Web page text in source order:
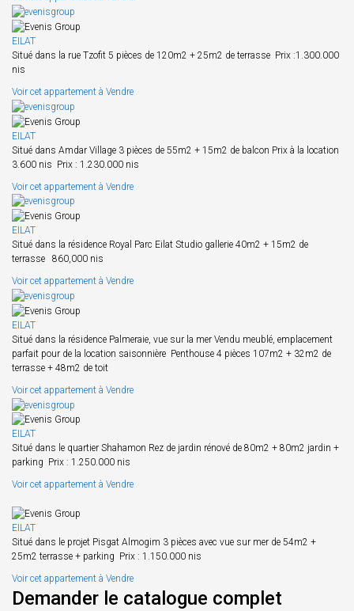
EILAT
Situé dans la rue Tzofit 5 pièces de 120m2 + 25m2 de terrasse Prix :1.300.000
nis
Voir cet appartement à Vendre
EILAT
Situé dans Amdar Village 3 pièces de 55m2 + 15m2 de balcon Prix à la location
3.600 nis Prix : 1.230.000 nis
Voir cet appartement à Vendre
EILAT
Situé dans la résidence Royal Parc Eilat Studio gallerie 40m2 + 15m2 de
terrasse 860,000 nis
Voir cet appartement à Vendre
EILAT
Situé dans la résidence Palmeraie, vue sur la mer Vendu meublé, emplacement
parfait pour de la location saisonnière Penthouse 4 pièces 107m2 + 32m2 de
terrasse + 48m2 de toit
Voir cet appartement à Vendre
EILAT
Situé dans le quartier Shahamon Rez de jardin rénové de 80m2 + 80m2 jardin +
parking Prix : 1.250.000 nis
Voir cet appartement à Vendre
EILAT
Situé dans le projet Pisgat Almogim 3 pièces avec vue sur mer de 54m2 +
25m2 terrasse + parking Prix : 1.150.000 nis
Voir cet appartement à Vendre
Demander le catalogue complet